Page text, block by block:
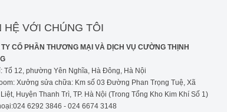
HỆ VỚI CHÚNG TÔI
CỔ PHẦN THƯƠNG MẠI VÀ DỊCH VỤ CƯỜNG THỊNH
Tổ 12, phường Yên Nghĩa, Hà Đông, Hà Nội
Xưởng sửa chữa: Km số 03 Đường Phan Trọng Tuệ, Xã
Huyện Thanh Trì, TP. Hà Nội (Trong Tổng Kho Kim Khí Số 1)
6292 3846 - 024 6674 3148